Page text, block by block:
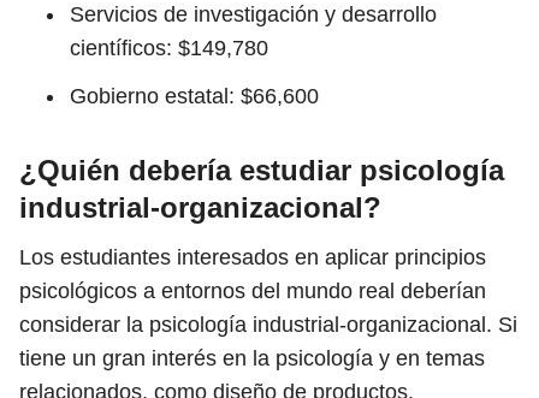
Servicios de investigación y desarrollo
científicos: $149,780
Gobierno estatal: $66,600
¿Quién debería estudiar psicología
industrial-organizacional?
Los estudiantes interesados ​​en aplicar principios
psicológicos a entornos del mundo real deberían
considerar la psicología industrial-organizacional. Si
tiene un gran interés en la psicología y en temas
relacionados, como diseño de productos,